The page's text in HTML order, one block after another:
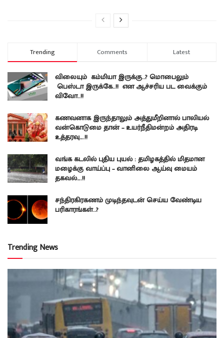
Trending Comments Latest
விலையும் கம்மியா இருக்கு..? மொபைலும்
பெஸ்டா இருக்கே..!! என ஆச்சரிய பட வைக்கும்
விவோ..!!
கணவனாக இருந்தாலும் அத்துமீறினால் பாலியல்
வன்கொடுமை தான் – உயர்நீதிமன்றம் அதிரடி
உத்தரவு….!!
வங்க கடலில் புதிய புயல் : தமிழகத்தில் மிதமான
மழைக்கு வாய்ப்பு – வானிலை ஆய்வு மையம்
தகவல்….!!
சந்திரகிரகணம் முடிந்தவுடன் செய்ய வேண்டிய
பரிகாரங்கள்..?
Trending News